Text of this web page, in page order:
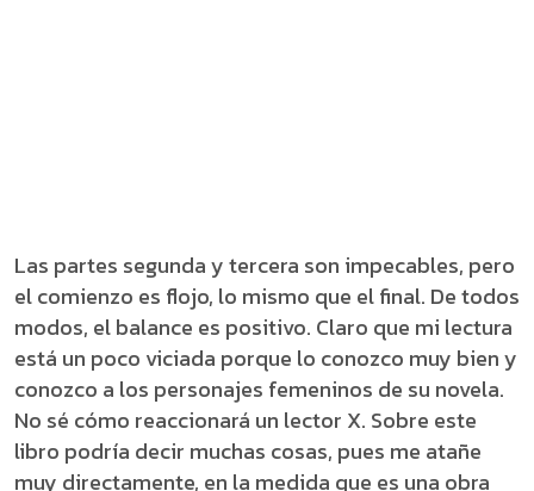
Las partes segunda y tercera son impecables, pero
el comienzo es flojo, lo mismo que el final. De todos
modos, el balance es positivo. Claro que mi lectura
está un poco viciada porque lo conozco muy bien y
conozco a los personajes femeninos de su novela.
No sé cómo reaccionará un lector X. Sobre este
libro podría decir muchas cosas, pues me atañe
muy directamente, en la medida que es una obra